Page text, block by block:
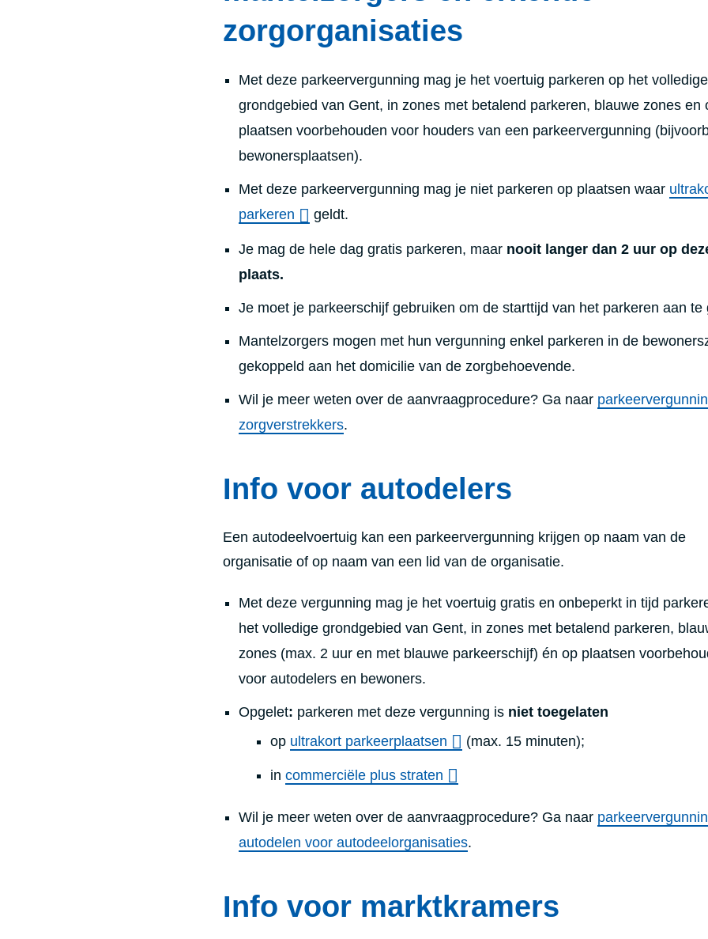
zorgorganisaties
Met deze parkeervergunning mag je het voertuig parkeren op het volledige
grondgebied van Gent, in zones met betalend parkeren, blauwe zones en
plaatsen voorbehouden voor houders van een parkeervergunning
bewonersplaatsen).
Met deze parkeervergunning mag je niet parkeren op plaatsen waar
parkeren
geldt.
Je mag de hele dag gratis parkeren, maar nooit langer dan 2 uur op
plaats.
Je moet je parkeerschijf gebruiken om de starttijd van het parkeren aan te
Mantelzorgers mogen met hun vergunning enkel parkeren in de
gekoppeld aan het domicilie van de zorgbehoevende.
Wil je meer weten over de aanvraagprocedure? Ga naar
zorgverstrekkers.
Info voor autodelers
Een autodeelvoertuig kan een parkeervergunning krijgen op naam van de
organisatie of op naam van een lid van de organisatie.
Met deze vergunning mag je het voertuig gratis en onbeperkt in tijd
het volledige grondgebied van Gent, in zones met betalend parkeren,
zones (max. 2 uur en met blauwe parkeerschijf) én op plaatsen
voor autodelers en bewoners.
Opgelet: parkeren met deze vergunning is niet toegelaten
op ultrakort parkeerplaatsen (max. 15 minuten);
in commerciële plus straten
Wil je meer weten over de aanvraagprocedure? Ga naar
autodelen voor autodeelorganisaties.
Info voor marktkramers